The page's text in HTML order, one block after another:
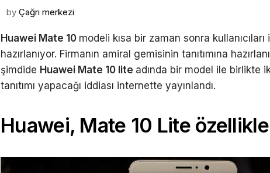
by Çağrı merkezi
Huawei Mate 10 modeli kısa bir zaman sonra
hazırlanıyor. Firmanın amiral gemisinin tanıtımına
şimdide Huawei Mate 10 lite adında bir model ile birlikte
tanıtımı yapacağı iddiası internette yayınlandı.
Huawei, Mate 10 Lite